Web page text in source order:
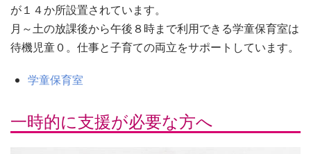
が１４か所設置されています。
月～土の放課後から午後８時まで利用できる学童保育室は
待機児童０。仕事と子育ての両立をサポートしています。
学童保育室
一時的に支援が必要な方へ